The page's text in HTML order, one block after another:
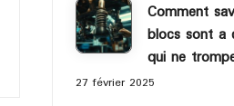
Comment
blocs sont a
qui ne
27 février 2025